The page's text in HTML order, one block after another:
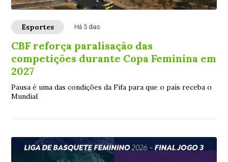
Esportes Há 3 dias
CBF reforça paralisação das
competições durante Copa Feminina em
2027
Pausa é uma das condições da Fifa para que o país receba o
Mundial